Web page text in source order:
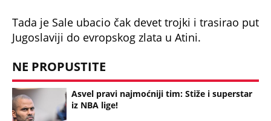
Tada je Sale ubacio čak devet trojki i trasirao put
Jugoslaviji do evropskog zlata u Atini.
NE PROPUSTITE
Asvel pravi najmoćniji tim: Stiže i superstar
iz NBA lige!